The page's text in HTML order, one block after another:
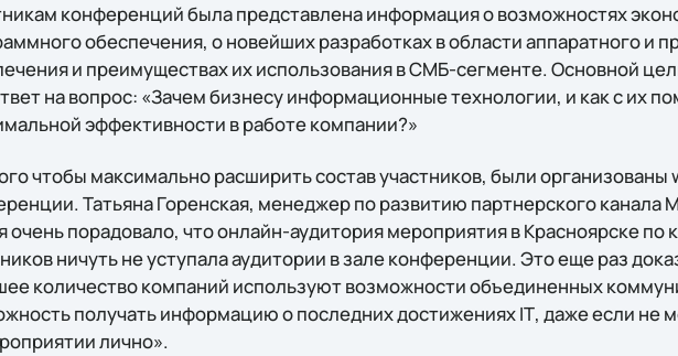
конференций была представлена информация о возможностях
обеспечения, о новейших разработках в области аппаратного и
и преимуществах их использования в СМБ-сегменте. Основной
на вопрос: «Зачем бизнесу информационные технологии, и как с их
эффективности в работе компании?»
чтобы максимально расширить состав участников, были организованы
Татьяна Горенская, менеджер по развитию партнерского канала
очень порадовало, что онлайн-аудитория мероприятия в Красноярске по
ничуть не уступала аудитории в зале конференции. Это еще раз
количество компаний используют возможности объединенных
получать информацию о последних достижениях IТ, даже если не
лично».